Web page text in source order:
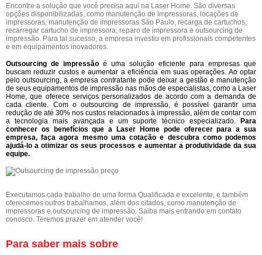
Encontre a solução que você precisa aqui na Laser Home. São diversas
opções disponibilizadas, como manutenção de impressoras, locações de
impressoras, manutenção de impressoras São Paulo, recarga de cartuchos,
recarregar cartucho de impressora, reparo de impressora e outsourcing de
impressão. Para tal sucesso, a empresa investiu em profissionais competentes
e em equipamentos inovadores.
Outsourcing de impressão é uma solução eficiente para empresas que
buscam reduzir custos e aumentar a eficiência em suas operações. Ao optar
pelo outsourcing, a empresa contratante pode deixar a gestão e manutenção
de seus equipamentos de impressão nas mãos de especialistas, como a Laser
Home, que oferece serviços personalizados de acordo com a demanda de
cada cliente. Com o outsourcing de impressão, é possível garantir uma
redução de até 30% nos custos relacionados à impressão, além de contar com
a tecnologia mais avançada e um suporte técnico especializado. Para
conhecer os benefícios que a Laser Home pode oferecer para a sua
empresa, faça agora mesmo uma cotação e descubra como podemos
ajudá-lo a otimizar os seus processos e aumentar a produtividade da sua
equipe.
Executamos cada trabalho de uma forma Qualificada e excelente, e também
oferecemos outros trabalhamos, além dos citados, como manutenção de
impressoras e outsourcing de impressão. Saiba mais entrando em contato
conosco. Teremos prazer em atender você!
Para saber mais sobre